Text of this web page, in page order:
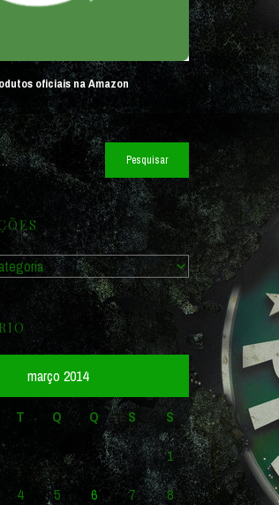
oficiais na Amazon
Pesquisar
por:
março 2014
T Q Q S
S
1
4 5 6 7
8